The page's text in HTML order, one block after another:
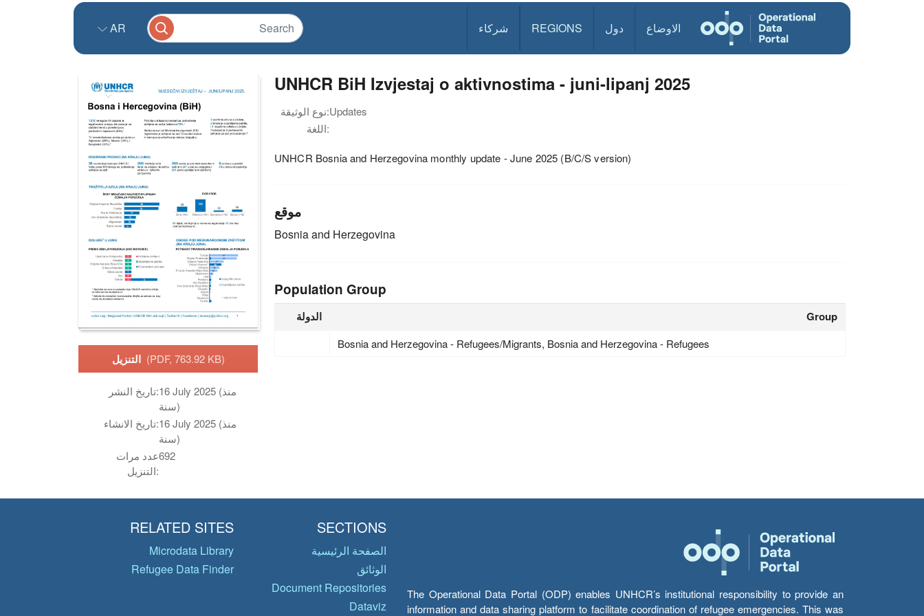
الاوضاع دول REGIONS شركاء AR
التنزيل (PDF, 763.92 KB)
تاريخ النشر:16 July 2025 (منذ
سنة)
تاريخ الانشاء:16 July 2025 (منذ
سنة)
عدد مرات
التنزيل:
692
UNHCR BiH Izvjestaj o aktivnostima - juni-lipanj 2025
نوع الوثيقة:Updates
اللغة:
UNHCR Bosnia and Herzegovina monthly update - June 2025 (B/C/S version)
موقع
Bosnia and Herzegovina
Population Group
الدولة Group
Bosnia and Herzegovina - Refugees/Migrants, Bosnia and Herzegovina - Refugees
The Operational Data Portal (ODP) enables UNHCR’s institutional responsibility to provide an
information and data sharing platform to facilitate coordination of refugee emergencies. This was
SECTIONS
الصفحة الرئيسية
الوثائق
Document Repositories
Dataviz
RELATED SITES
Microdata Library
Refugee Data Finder